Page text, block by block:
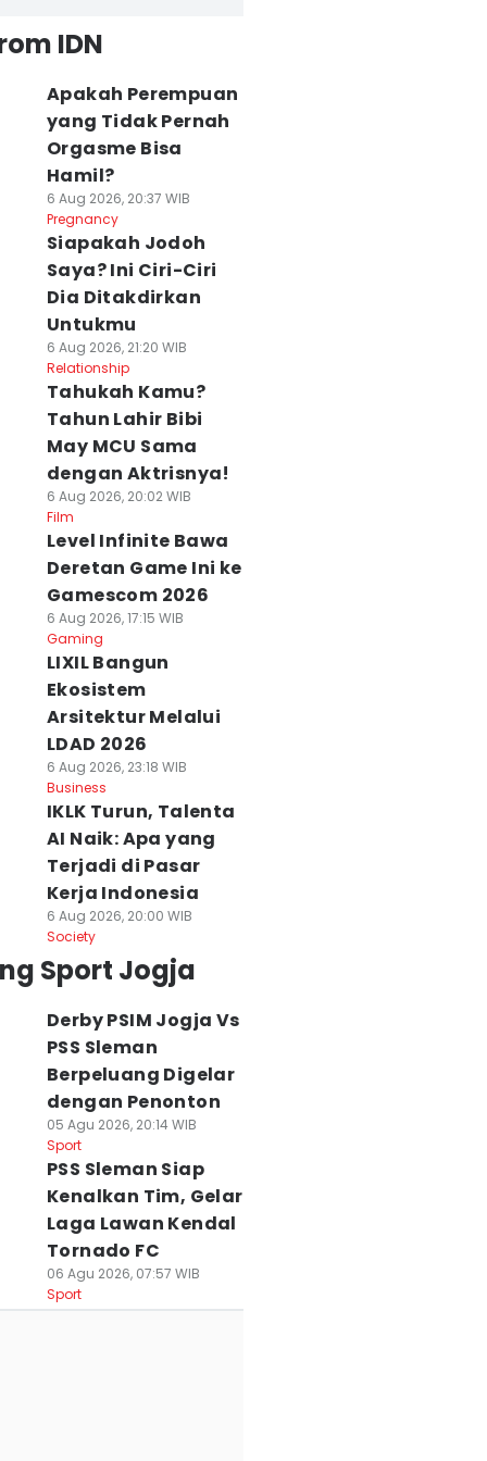
IDN
Apakah Perempuan
yang Tidak Pernah
Orgasme Bisa
Hamil?
6 Aug 2026, 20:37 WIB
Pregnancy
Siapakah Jodoh
Saya? Ini Ciri-Ciri
Dia Ditakdirkan
Untukmu
6 Aug 2026, 21:20 WIB
Relationship
Tahukah Kamu?
Tahun Lahir Bibi
May MCU Sama
dengan Aktrisnya!
6 Aug 2026, 20:02 WIB
Film
Level Infinite Bawa
Deretan Game Ini ke
Gamescom 2026
6 Aug 2026, 17:15 WIB
Gaming
LIXIL Bangun
Ekosistem
Arsitektur Melalui
LDAD 2026
6 Aug 2026, 23:18 WIB
Business
IKLK Turun, Talenta
AI Naik: Apa yang
Terjadi di Pasar
Kerja Indonesia
6 Aug 2026, 20:00 WIB
Society
Sport Jogja
Derby PSIM Jogja Vs
PSS Sleman
Berpeluang Digelar
dengan Penonton
05 Agu 2026, 20:14 WIB
Sport
PSS Sleman Siap
Kenalkan Tim, Gelar
Laga Lawan Kendal
Tornado FC
06 Agu 2026, 07:57 WIB
Sport